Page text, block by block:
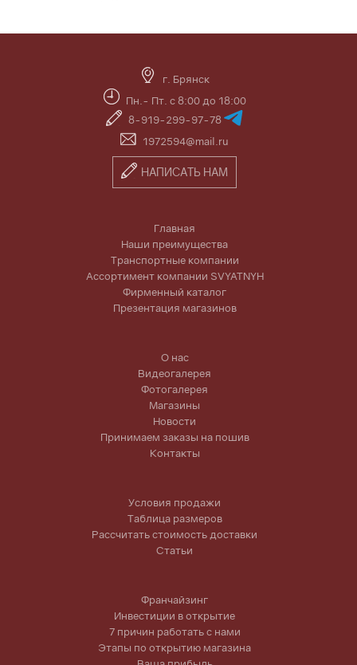
г. Брянск
Пн.- Пт. с 8:00 до 18:00
8-919-299-97-78
1972594@mail.ru
НАПИСАТЬ НАМ
Главная
Наши преимущества
Транспортные компании
Ассортимент компании SVYATNYH
Фирменный каталог
Презентация магазинов
О нас
Видеогалерея
Фотогалерея
Магазины
Новости
Принимаем заказы на пошив
Контакты
Условия продажи
Таблица размеров
Рассчитать стоимость доставки
Статьи
Франчайзинг
Инвестиции в открытие
7 причин работать с нами
Этапы по открытию магазина